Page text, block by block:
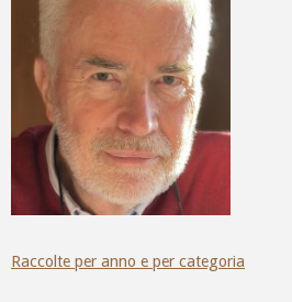
Raccolte per anno e per categoria